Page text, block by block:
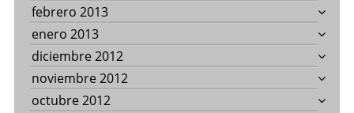
febrero 2013
enero 2013
diciembre 2012
noviembre 2012
octubre 2012